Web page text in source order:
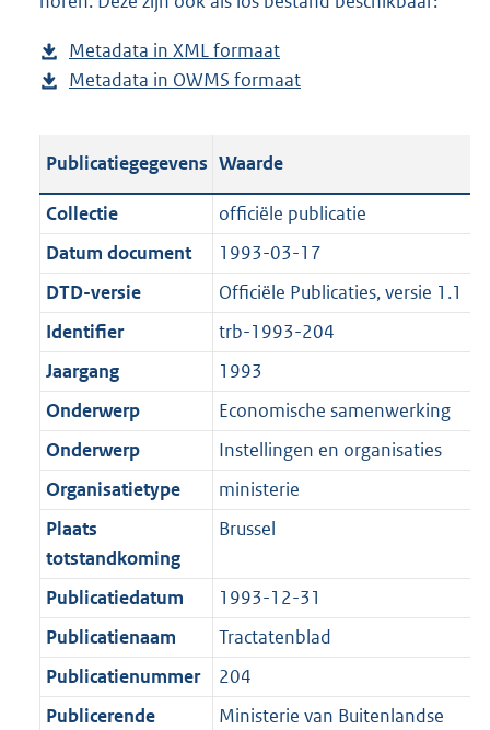
d
u
b
i
a
t
i
e
i
f
o
r
a
a
t
s
r
o
t
e
6
4
K
a
p
u
l
c
a
t
i
e
n
f
o
m
a
a
t
d
g
r
o
t
e
:
0
K
Metadata in XML formaat
e
a
n
d
s
g
r
o
t
t
e
:
b
Metadata in OWMS formaat
a
n
d
s
g
r
o
t
t
K
b
Publicatiegegevens Waarde
Collectie
officiële publicatie
Datum document
1993-03-17
DTD-versie
Officiële Publicaties, versie 1.1
Identifier
trb-1993-204
Jaargang
1993
Onderwerp
Economische samenwerking
Onderwerp
Instellingen en organisaties
Organisatietype
ministerie
Plaats
totstandkoming
Brussel
Publicatiedatum
1993-12-31
Publicatienaam
Tractatenblad
Publicatienummer
204
Publicerende
Ministerie van Buitenlandse